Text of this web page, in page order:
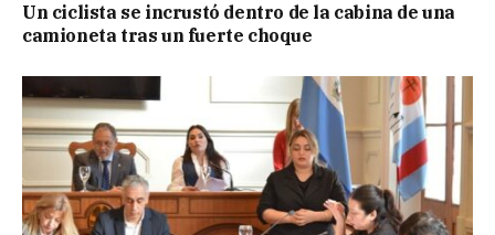
Un ciclista se incrustó dentro de la cabina de una
camioneta tras un fuerte choque